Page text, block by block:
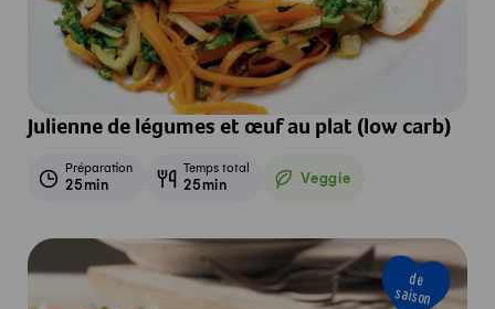
Julienne de légumes et œuf au plat (low carb)
Préparation
25min
Temps total
25min Veggie
Veggie
de
saison